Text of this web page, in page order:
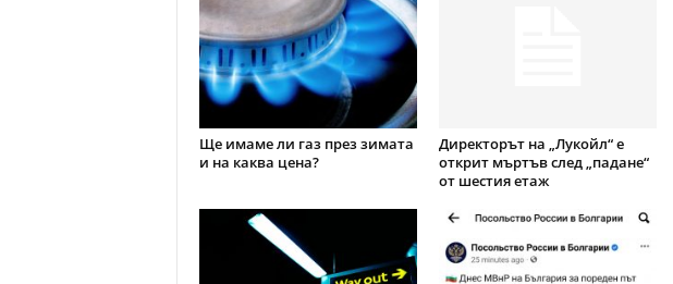
Ще имаме ли газ през зимата
и на каква цена?
Директорът на „Лукойл“ е
открит мъртъв след „падане“
от шестия етаж